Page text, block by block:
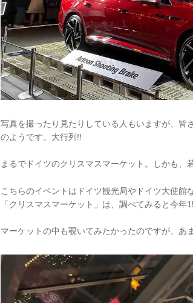
写真を撮ったり見たりしている人もいますが、皆
のようです。大行列!!
まるでドイツのクリスマスマーケット。しかも
こちらのイベントはドイツ観光局やドイツ大使
「クリスマスマーケット」は、調べてみると今年
マーケットの中も覗いてみたかったのですが、あ